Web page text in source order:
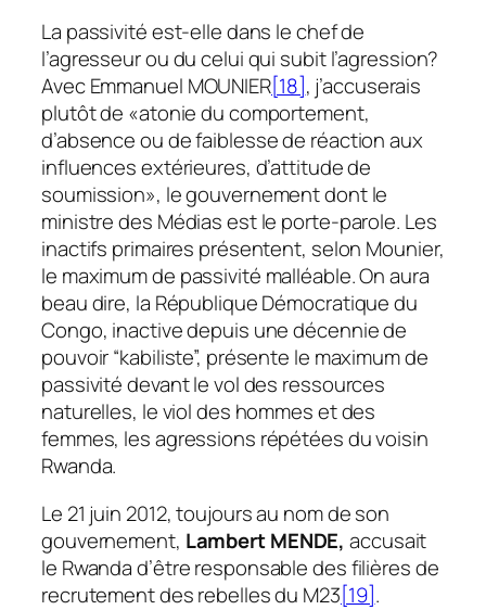
La passivité est-elle dans le chef de
l’agresseur ou du celui qui subit l’agression?
Avec Emmanuel MOUNIER[18], j’accuserais
plutôt de «atonie du comportement,
d’absence ou de faiblesse de réaction aux
influences extérieures, d’attitude de
soumission», le gouvernement dont le
ministre des Médias est le porte-parole. Les
inactifs primaires présentent, selon Mounier,
le maximum de passivité malléable. On aura
beau dire, la République Démocratique du
Congo, inactive depuis une décennie de
pouvoir “kabiliste”, présente le maximum de
passivité devant le vol des ressources
naturelles, le viol des hommes et des
femmes, les agressions répétées du voisin
Rwanda.
Le 21 juin 2012, toujours au nom de son
gouvernement, Lambert MENDE, accusait
le Rwanda d’être responsable des filières de
recrutement des rebelles du M23[19].